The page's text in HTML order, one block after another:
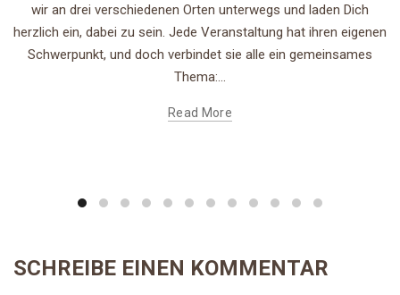
wir an drei verschiedenen Orten unterwegs und laden Dich
herzlich ein, dabei zu sein. Jede Veranstaltung hat ihren eigenen
Schwerpunkt, und doch verbindet sie alle ein gemeinsames
Thema:...
Read More
SCHREIBE EINEN KOMMENTAR